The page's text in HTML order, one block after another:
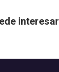
interesar